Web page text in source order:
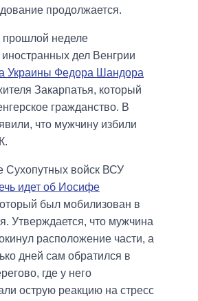
продолжается.
неделе
дел Венгрии
Украины Федора Шандора
Закарпатья, который
гражданство. В
что мужчину избили
Сухопутных войск ВСУ
идет об Иосифе
был мобилизован в
Утверждается, что мужчина
расположение части, а
дней сам обратился в
где у него
острую реакцию на стресс